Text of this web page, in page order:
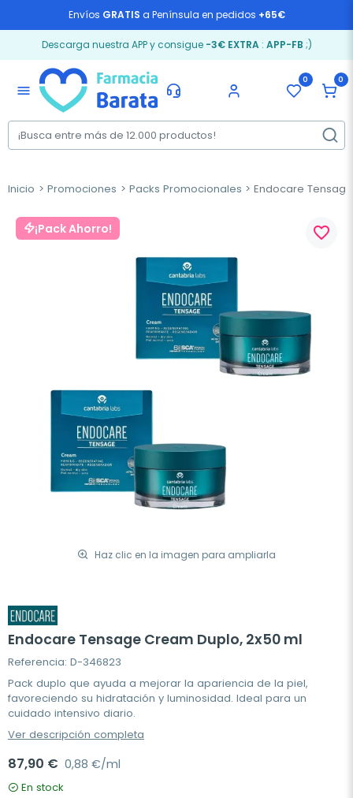
Envíos GRATIS a Península en pedidos +65€
Descarga nuestra APP y consigue -3€ EXTRA: APP-FB ;)
menu
0 0
Inicio Promociones Packs Promocionales Endocare
¡Pack Ahorro!
Haz clic en la imagen para ampliarla
favorite_border
Endocare Tensage Cream Duplo, 2x50 ml
Referencia: D-346823
Pack duplo que ayuda a mejorar la apariencia de la piel,
favoreciendo su hidratación y luminosidad. Ideal para un
cuidado intensivo diario.
Ver descripción completa
87,90 € 0,88 €/ml
En stock